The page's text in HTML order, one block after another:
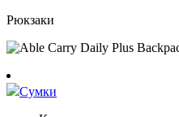
Рюкзаки
Сумки